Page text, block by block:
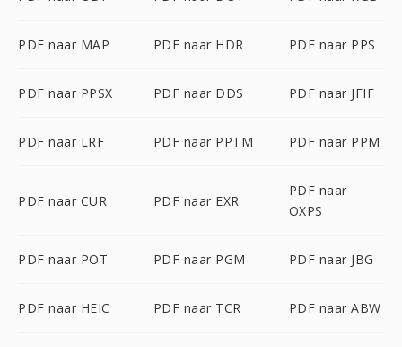
PDF naar MAP PDF naar HDR PDF naar PPS
PDF naar PPSX PDF naar DDS PDF naar JFIF
PDF naar LRF PDF naar PPTM PDF naar PPM
PDF naar CUR PDF naar EXR
PDF naar
OXPS
PDF naar POT PDF naar PGM PDF naar JBG
PDF naar HEIC PDF naar TCR PDF naar ABW